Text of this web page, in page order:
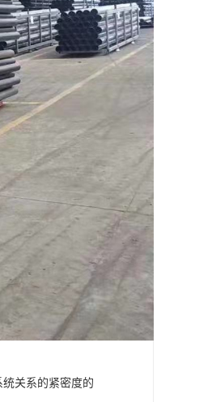
关系的紧密度的